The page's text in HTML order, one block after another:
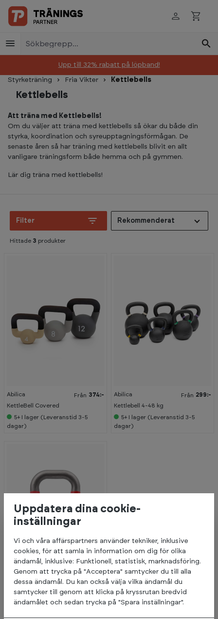
Skip to main content
Upp till 32% rabatt på löpband!
Styrketräning Fria Vikter Kettlebells
Kettlebells
Att träna med Kettlebells!
Om du väljer att träna med kettlebells så ökar du både din
styrka, koordination och syreupptagningsförmågan. De
senaste åren så har träning med kettlebells blivit en allt
vanligare träningsform både hemma och på gymmen.
Lär dig träna med kettlebells!
Filter Rekommenderat
Hittade 3 produkter
Abilica
KettleBell Covered
Från 374:-
5+ I lager (Leveranstid 3-5
dagar)
Abilica
Kettlebell 4-48 kg
Från 299:-
5+ I lager (Leveranstid 3-5
dagar)
American Barbell
Competition Kettlebells
1 899:-
5+I lager (Leveranstid 3-5
Uppdatera dina cookie-
inställningar
Vi och våra affärspartners använder tekniker, inklusive
cookies, för att samla in information om dig för olika
ändamål, inklusive: Funktionell, statistisk, marknadsföring.
Genom att trycka på "Acceptera" samtycker du till alla
dessa ändamål. Du kan också välja vilka ändamål du
samtycker till genom att klicka på kryssrutan bredvid
ändamålet och sedan trycka på "Spara inställningar".